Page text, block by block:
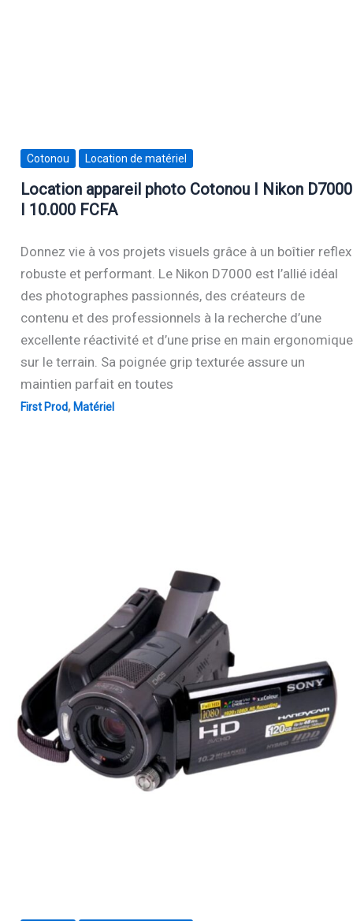
Cotonou Location de matériel
Location appareil photo Cotonou I Nikon D7000
I 10.000 FCFA
Donnez vie à vos projets visuels grâce à un boîtier reflex
robuste et performant. Le Nikon D7000 est l’allié idéal
des photographes passionnés, des créateurs de
contenu et des professionnels à la recherche d’une
excellente réactivité et d’une prise en main ergonomique
sur le terrain. Sa poignée grip texturée assure un
maintien parfait en toutes
First Prod, Matériel